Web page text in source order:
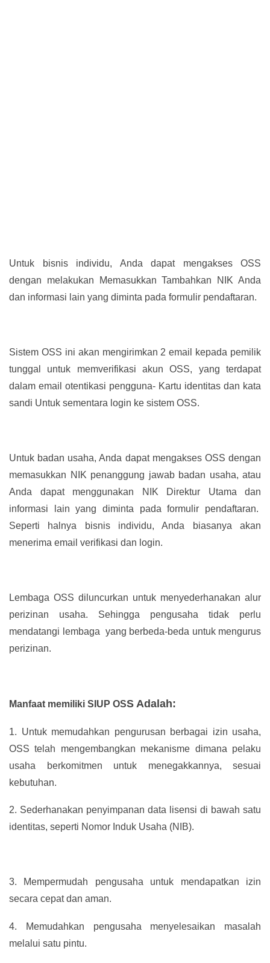
Untuk bisnis individu, Anda dapat mengakses OSS
dengan melakukan Memasukkan Tambahkan NIK Anda
dan informasi lain yang diminta pada formulir pendaftaran.
Sistem OSS ini akan mengirimkan 2 email kepada pemilik
tunggal untuk memverifikasi akun OSS, yang terdapat
dalam email otentikasi pengguna- Kartu identitas dan kata
sandi Untuk sementara login ke sistem OSS.
Untuk badan usaha, Anda dapat mengakses OSS dengan
memasukkan NIK penanggung jawab badan usaha, atau
Anda dapat menggunakan NIK Direktur Utama dan
informasi lain yang diminta pada formulir pendaftaran.
Seperti halnya bisnis individu, Anda biasanya akan
menerima email verifikasi dan login.
Lembaga OSS diluncurkan untuk menyederhanakan alur
perizinan usaha. Sehingga pengusaha tidak perlu
mendatangi lembaga yang berbeda-beda untuk mengurus
perizinan.
Manfaat memiliki SIUP OSS Adalah:
1. Untuk memudahkan pengurusan berbagai izin usaha,
OSS telah mengembangkan mekanisme dimana pelaku
usaha berkomitmen untuk menegakkannya, sesuai
kebutuhan.
2. Sederhanakan penyimpanan data lisensi di bawah satu
identitas, seperti Nomor Induk Usaha (NIB).
3.
Mempermudah pengusaha untuk mendapatkan izin
secara cepat dan aman.
4.
Memudahkan pengusaha menyelesaikan masalah
melalui satu pintu.